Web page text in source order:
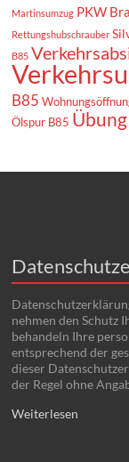
Martinsumzug PKW
Rettungshubschrauber
B85
B85
Ölspur B85 Übung
nehmen den Schutz
behandeln Ihre
entsprechend der
dieser
der Regel ohne
Weiterlesen